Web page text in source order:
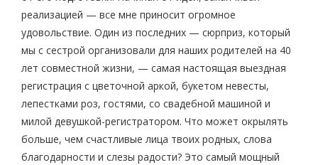
реализацией — все мне приносит огромное
удовольствие. Один из последних — сюрприз, который
мы с сестрой организовали для наших родителей на 40
лет совместной жизни, — самая настоящая выездная
регистрация с цветочной аркой, букетом невесты,
лепестками роз, гостями, со свадебной машиной и
милой девушкой-регистратором. Что может окрылять
больше, чем счастливые лица твоих родных, слова
благодарности и слезы радости? Это самый мощный